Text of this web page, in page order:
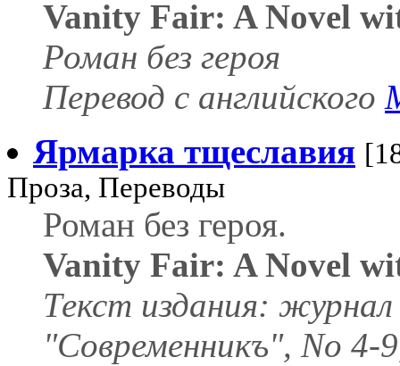
Vanity Fair: A Novel
Роман без героя
Перевод с английского
Ярмарка тщеславия
Проза, Переводы
Роман без героя.
Vanity Fair: A Novel
Текст издания: журнал
"Современникъ", No 4-